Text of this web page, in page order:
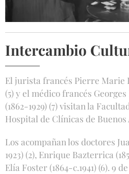
Intercambio
El jurista francés Pierre Marie
(5) y el médico francés
(1862-1929) (7) visitan la
Hospital de Clínicas de
Los acompañan los doctores
1923) (2), Enrique Bazterrica
Elía Foster (1864-c.1941) (6). 9